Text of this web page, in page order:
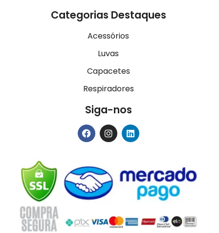
Categorias Destaques
Acessórios
Luvas
Capacetes
Respiradores
Siga-nos